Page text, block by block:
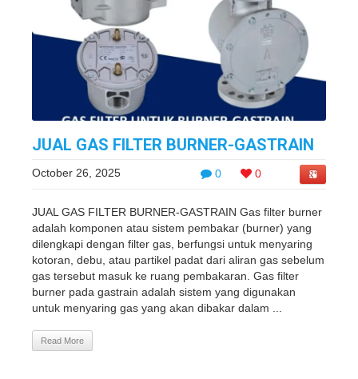
JUAL GAS FILTER BURNER-GASTRAIN
0 0
October 26, 2025
JUAL GAS FILTER BURNER-GASTRAIN Gas filter burner
adalah komponen atau sistem pembakar (burner) yang
dilengkapi dengan filter gas, berfungsi untuk menyaring
kotoran, debu, atau partikel padat dari aliran gas sebelum
gas tersebut masuk ke ruang pembakaran. Gas filter
burner pada gastrain adalah sistem yang digunakan
untuk menyaring gas yang akan dibakar dalam ...
Read More